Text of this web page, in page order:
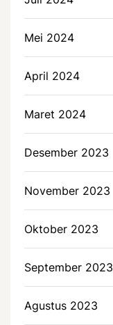
Mei 2024
April 2024
Maret 2024
Desember 2023
November 2023
Oktober 2023
September 2023
Agustus 2023